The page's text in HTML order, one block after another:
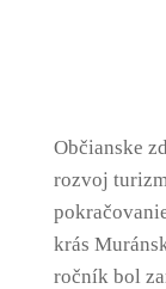
Občianske
rozvoj
krás
ročník bol